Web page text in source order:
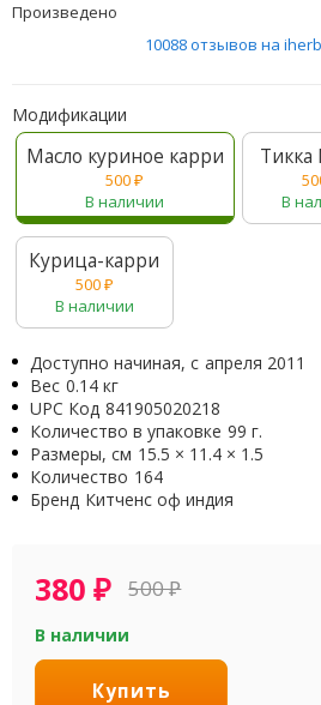
Произведено
10088 отзывов на
Модификации
Масло куриное карри
500₽
В наличии
Тикка
В
Курица-карри
500₽
В наличии
Доступно начиная, с апреля 2011
Вес 0.14 кг
UPC Код 841905020218
Количество в упаковке 99 г.
Размеры, см 15.5 × 11.4 × 1.5
Количество 164
Бренд Китченс оф индия
380₽ 500₽
В наличии
Купить